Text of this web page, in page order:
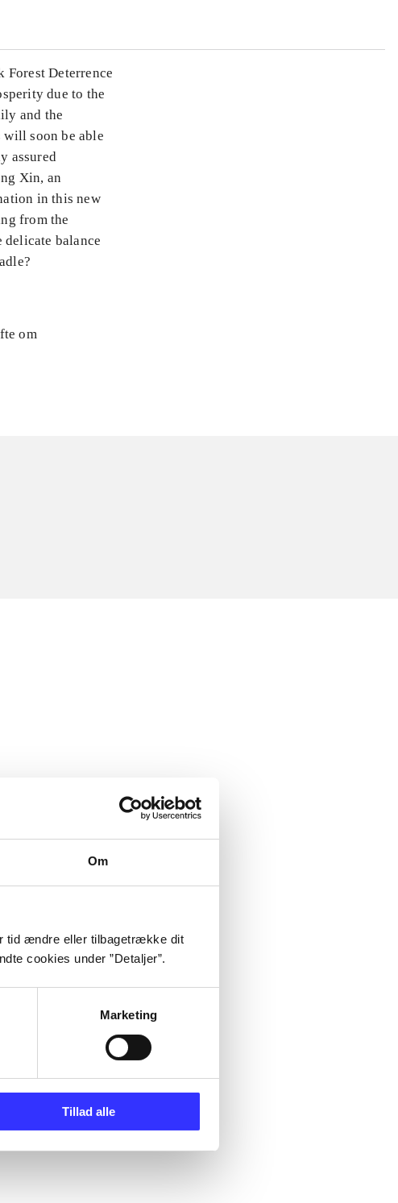
Om
tid ændre eller tilbagetrække dit
cookies under ”Detaljer”.
Marketing
Tillad alle
Forest Deterrence
due to the
and the
soon be able
assured
Xin, an
in this new
from the
delicate balance
om